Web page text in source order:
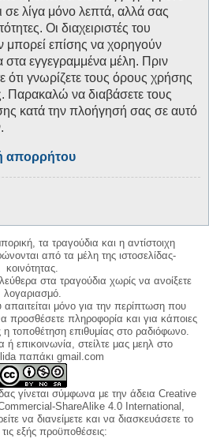
σε λίγα μόνο λεπτά, αλλά σας
Οι διαχειριστές του
επίσης να χορηγούν
στα εγγεγραμμένα μέλη. Πριν
ότι γνωρίζετε τους όρους χρήσης
Παρακαλώ να διαβάσετε τους
κατά την πλοήγησή σας σε αυτό
απορρήτου
τα τραγούδια και η αντίστοιχη
από τα μέλη της ιστοσελίδας-
κοινότητας.
στα τραγούδια χωρίς να ανοίξετε
λογαριασμό.
μόνο για την περίπτωση που
προσθέσετε πληροφορία και για κάποιες
η τοποθέτηση επιθυμίας στο ραδιόφωνο.
επικοινωνία, στείλτε μας μεηλ στο
παπάκι gmail.com
γίνεται σύμφωνα με την άδεια Creative
ShareAlike 4.0 International,
να διανείμετε και να διασκευάσετε το
εξής προϋποθέσεις: